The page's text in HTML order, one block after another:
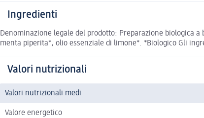
Ingredienti
Denominazione legale del prodotto: Preparazione biologica
menta piperita*, olio essenziale di limone*. *Biologico Gli
Valori nutrizionali
Valori nutrizionali medi
Valore energetico